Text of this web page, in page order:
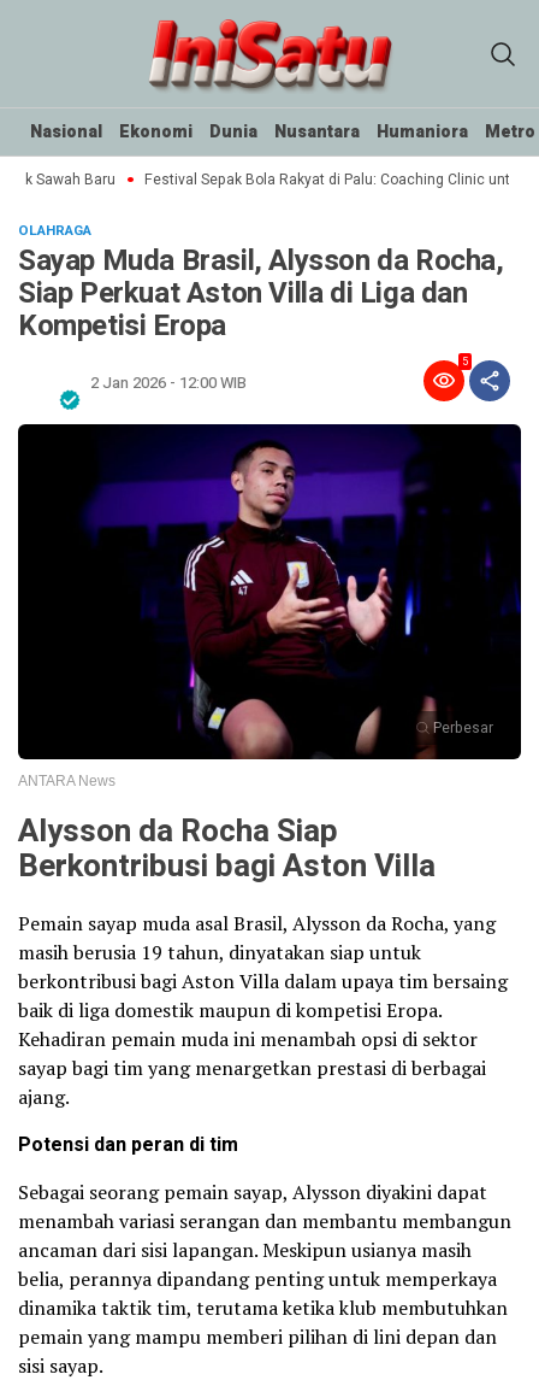
Nasional Ekonomi Dunia Nusantara Humaniora Metro
Sawah Baru Festival Sepak Bola Rakyat di Palu: Coaching Clinic untuk
OLAHRAGA
Sayap Muda Brasil, Alysson da Rocha,
Siap Perkuat Aston Villa di Liga dan
Kompetisi Eropa
2 Jan 2026 - 12:00 WIB
5
Perbesar
ANTARA News
Alysson da Rocha Siap
Berkontribusi bagi Aston Villa
Pemain sayap muda asal Brasil, Alysson da Rocha, yang
masih berusia 19 tahun, dinyatakan siap untuk
berkontribusi bagi Aston Villa dalam upaya tim bersaing
baik di liga domestik maupun di kompetisi Eropa.
Kehadiran pemain muda ini menambah opsi di sektor
sayap bagi tim yang menargetkan prestasi di berbagai
ajang.
Potensi dan peran di tim
Sebagai seorang pemain sayap, Alysson diyakini dapat
menambah variasi serangan dan membantu membangun
ancaman dari sisi lapangan. Meskipun usianya masih
belia, perannya dipandang penting untuk memperkaya
dinamika taktik tim, terutama ketika klub membutuhkan
pemain yang mampu memberi pilihan di lini depan dan
sisi sayap.